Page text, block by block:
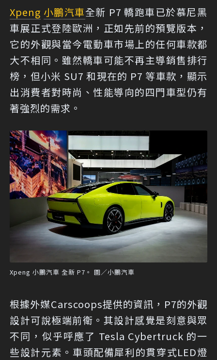
Xpeng 小鵬汽車全新 P7 轎跑車已於慕尼黑
車展正式登陸歐洲，正如先前的預覽版本，
它的外觀與當今電動車市場上的任何車款都
大不相同。雖然轎車可能不再主導銷售排行
榜，但小米 SU7 和現在的 P7 等車款，顯示
出消費者對時尚、性能導向的四門車型仍有
著強烈的需求。
Xpeng 小鵬汽車 全新 P7。 圖／小鵬汽車
根據外媒Carscoops提供的資訊 ，P7的外觀
設計可說極端前衛。其設計感覺是刻意與眾
不同，似乎呼應了 Tesla Cybertruck 的一
些設計元素。車頭配備犀利的貫穿式LED燈